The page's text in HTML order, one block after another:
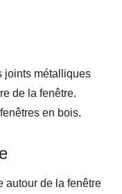
joints métalliques
de la fenêtre.
en bois.
autour de la fenêtre